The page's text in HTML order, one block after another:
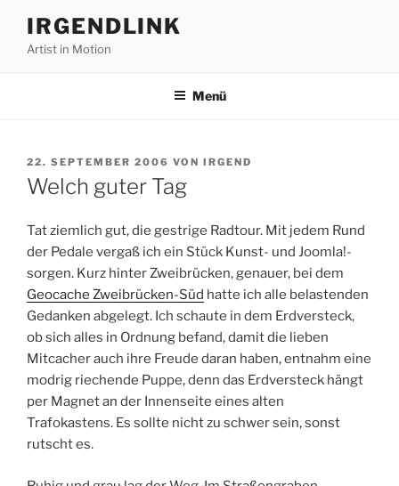
Inhalt
springen
IRGENDLINK
Artist in Motion
Menü
VERÖFFENTLICHT
AM
22. SEPTEMBER 2006 VON IRGEND
Welch guter Tag
Tat ziemlich gut, die gestrige Radtour. Mit jedem Rund
der Pedale vergaß ich ein Stück Kunst- und Joomla!-
sorgen. Kurz hinter Zweibrücken, genauer, bei dem
Geocache Zweibrücken-Süd hatte ich alle belastenden
Gedanken abgelegt. Ich schaute in dem Erdversteck,
ob sich alles in Ordnung befand, damit die lieben
Mitcacher auch ihre Freude daran haben, entnahm eine
modrig riechende Puppe, denn das Erdversteck hängt
per Magnet an der Innenseite eines alten
Trafokastens. Es sollte nicht zu schwer sein, sonst
rutscht es.